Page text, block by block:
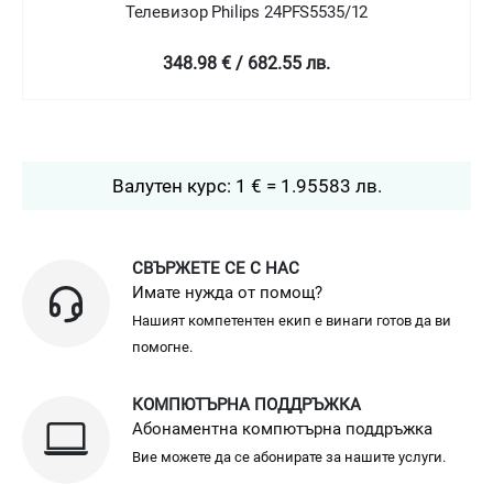
Телевизор Philips 24PFT5505/05
349 € / 682.58 лв.
Валутен курс: 1 € = 1.95583 лв.
СВЪРЖЕТЕ СЕ С НАС
Имате нужда от помощ?
Нашият компетентен екип е винаги готов да ви
помогне.
КОМПЮТЪРНА ПОДДРЪЖКА
Абонаментна компютърна поддръжка
Вие можете да се абонирате за нашите услуги.